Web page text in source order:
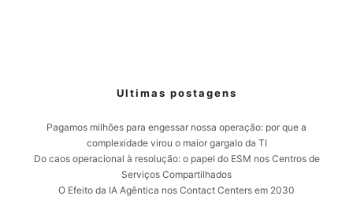
Ultimas postagens
Pagamos milhões para engessar nossa operação: por que a
complexidade virou o maior gargalo da TI
Do caos operacional à resolução: o papel do ESM nos Centros de
Serviços Compartilhados
O Efeito da IA Agêntica nos Contact Centers em 2030